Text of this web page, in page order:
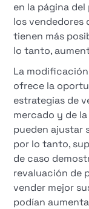
en la página
los vendedores
tienen más
lo tanto,
La
ofrece la
estrategias de
mercado y de
pueden ajustar
por lo tanto,
de caso
revaluación de
vender mejor
podían